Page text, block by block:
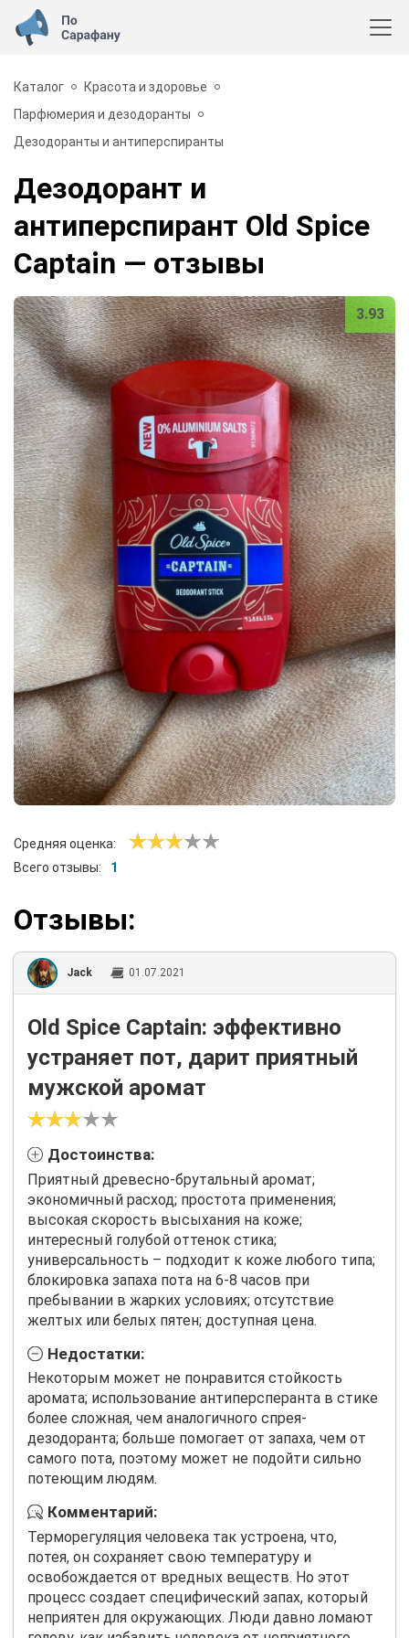
Каталог
Красота и здоровье
Парфюмерия и дезодоранты
Дезодоранты и антиперспиранты
Дезодорант и
антиперспирант Old Spice
Captain — отзывы
3.93
Средняя оценка:
Всего отзывы:
1
Отзывы:
Jack 01.07.2021
Old Spice Captain: эффективно
устраняет пот, дарит приятный
мужской аромат
Достоинства:
Приятный древесно-брутальный аромат;
экономичный расход; простота применения;
высокая скорость высыхания на коже;
интересный голубой оттенок стика;
универсальность – подходит к коже любого типа;
блокировка запаха пота на 6-8 часов при
пребывании в жарких условиях; отсутствие
желтых или белых пятен; доступная цена.
Недостатки:
Некоторым может не понравится стойкость
аромата; использование антиперсперанта в стике
более сложная, чем аналогичного спрея-
дезодоранта; больше помогает от запаха, чем от
самого пота, поэтому может не подойти сильно
потеющим людям.
Комментарий:
Терморегуляция человека так устроена, что,
потея, он сохраняет свою температуру и
освобождается от вредных веществ. Но этот
процесс создает специфический запах, который
неприятен для окружающих. Люди давно ломают